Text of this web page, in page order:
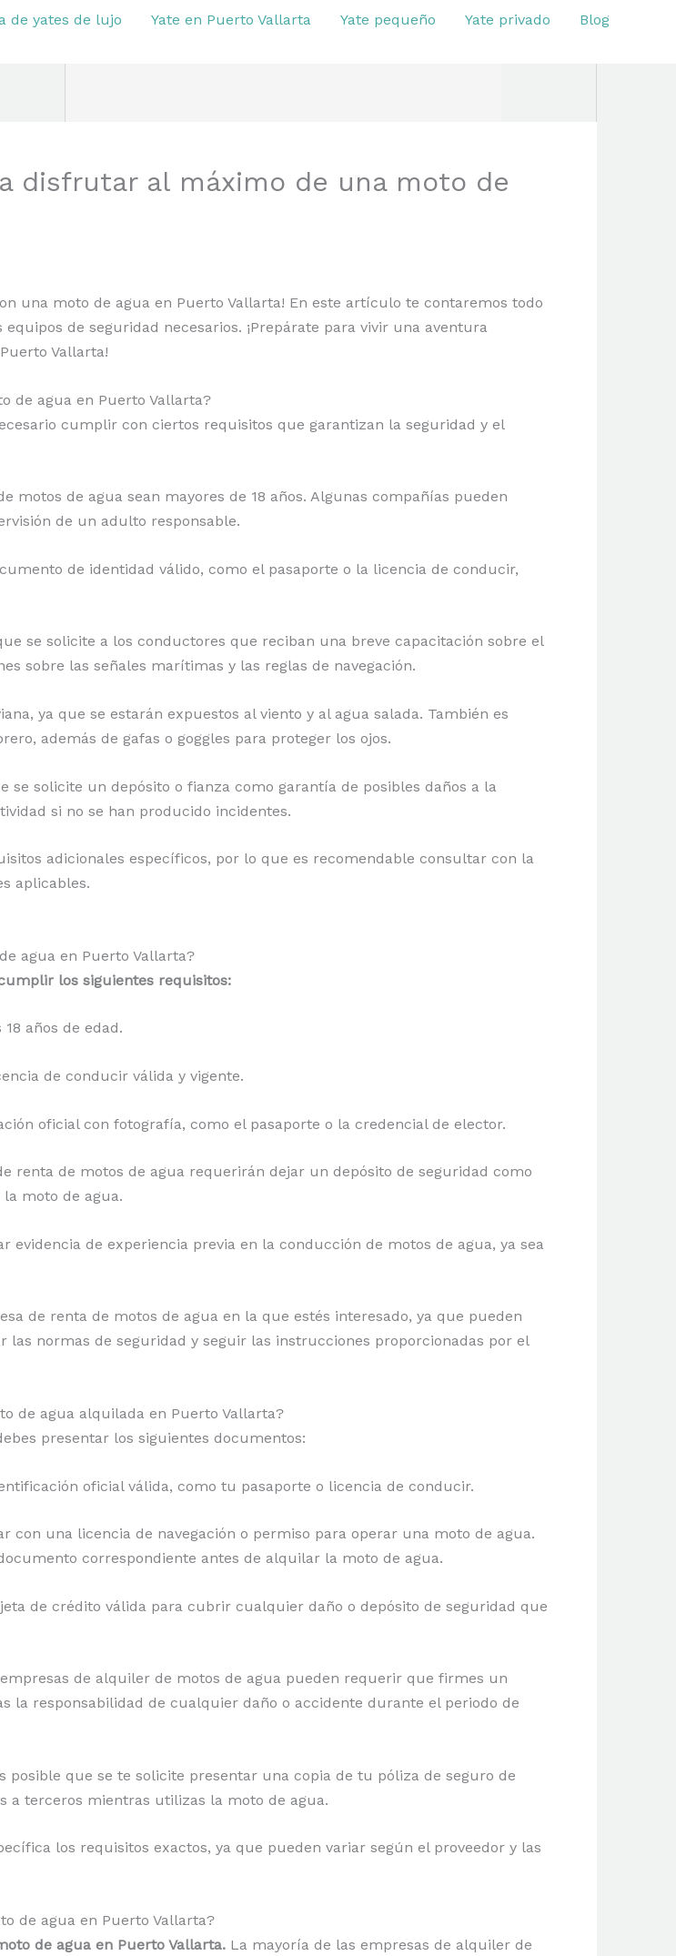
de yates de lujo Yate en Puerto Vallarta Yate pequeño Yate privado
Blog
disfrutar al máximo de una moto de
una moto de agua en Puerto Vallarta! En este artículo te contaremos todo
de seguridad necesarios. ¡Prepárate para vivir una aventura
Vallarta!
de agua en Puerto Vallarta?
cumplir con ciertos requisitos que garantizan la seguridad y el
motos de agua sean mayores de 18 años. Algunas compañías pueden
de un adulto responsable.
de identidad válido, como el pasaporte o la licencia de conducir,
se solicite a los conductores que reciban una breve capacitación sobre el
sobre las señales marítimas y las reglas de navegación.
ya que se estarán expuestos al viento y al agua salada. También es
además de gafas o goggles para proteger los ojos.
se solicite un depósito o fianza como garantía de posibles daños a la
si no se han producido incidentes.
adicionales específicos, por lo que es recomendable consultar con la
aplicables.
agua en Puerto Vallarta?
los siguientes requisitos:
años de edad.
de conducir válida y vigente.
oficial con fotografía, como el pasaporte o la credencial de elector.
renta de motos de agua requerirán dejar un depósito de seguridad como
moto de agua.
de experiencia previa en la conducción de motos de agua, ya sea
de renta de motos de agua en la que estés interesado, ya que pueden
normas de seguridad y seguir las instrucciones proporcionadas por el
de agua alquilada en Puerto Vallarta?
presentar los siguientes documentos:
oficial válida, como tu pasaporte o licencia de conducir.
una licencia de navegación o permiso para operar una moto de agua.
correspondiente antes de alquilar la moto de agua.
de crédito válida para cubrir cualquier daño o depósito de seguridad que
de alquiler de motos de agua pueden requerir que firmes un
la responsabilidad de cualquier daño o accidente durante el periodo de
posible que se te solicite presentar una copia de tu póliza de seguro de
a terceros mientras utilizas la moto de agua.
los requisitos exactos, ya que pueden variar según el proveedor y las
de agua en Puerto Vallarta?
de agua en Puerto Vallarta. La mayoría de las empresas de alquiler de